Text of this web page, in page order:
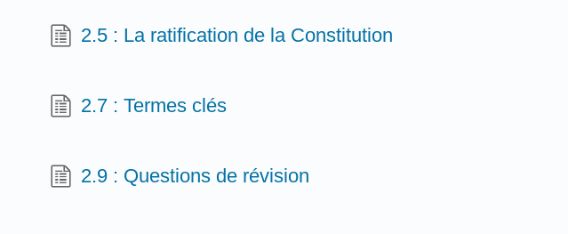
2.5 : La ratification de la Constitution
2.7 : Termes clés
2.9 : Questions de révision